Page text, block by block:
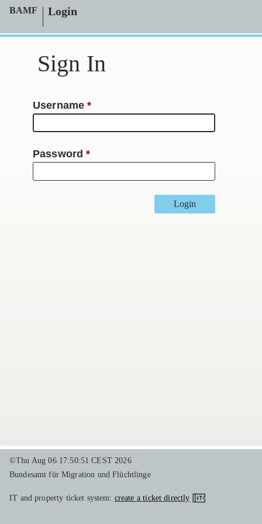
BAMF Login
Sign In
Username
Password
Login
©Thu Aug 06 17:50:51 CEST 2026
Bundesamt für Migration und Flüchtlinge
IT and property ticket system: create a ticket directly